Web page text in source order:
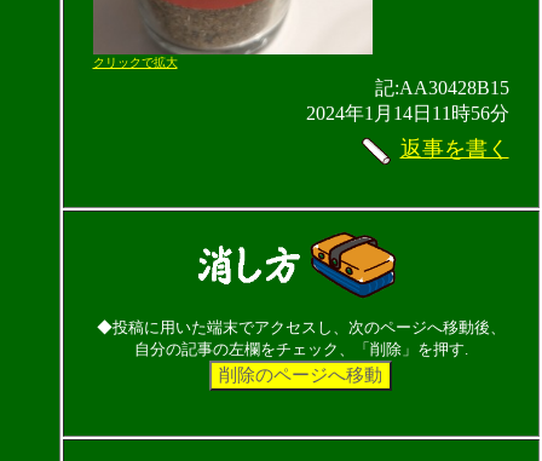
クリックで拡大
記:AA30428B15
2024年1月14日11時56分
返事を書く
◆投稿に用いた端末でアクセスし、次のページへ移動後、
自分の記事の左欄をチェック、「削除」を押す.